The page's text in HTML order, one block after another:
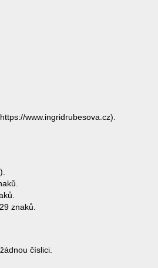
www.ingridrubesova.cz).
znaků.
číslici.